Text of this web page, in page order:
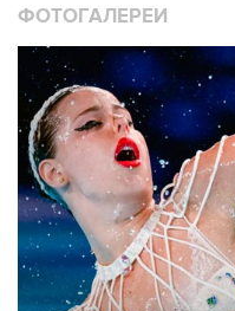
ФОТОГАЛЕРЕИ